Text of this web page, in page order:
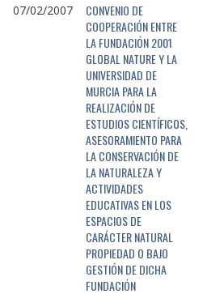
07/02/2007
CONVENIO DE
COOPERACIÓN ENTRE
LA FUNDACIÓN 2001
GLOBAL NATURE Y LA
UNIVERSIDAD DE
MURCIA PARA LA
REALIZACIÓN DE
ESTUDIOS CIENTÍFICOS,
ASESORAMIENTO PARA
LA CONSERVACIÓN DE
LA NATURALEZA Y
ACTIVIDADES
EDUCATIVAS EN LOS
ESPACIOS DE
CARÁCTER NATURAL
PROPIEDAD O BAJO
GESTIÓN DE DICHA
FUNDACIÓN